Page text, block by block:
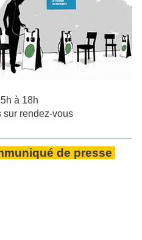
à 18h
sur rendez-vous
de presse